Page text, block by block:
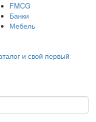
FMCG
Банки
Мебель
и свой первый